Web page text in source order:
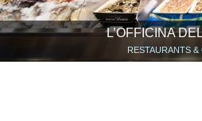
L’OFFICINA
RESTAURANTS &